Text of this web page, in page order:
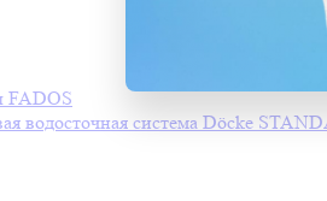
FADOS
водосточная система Döcke